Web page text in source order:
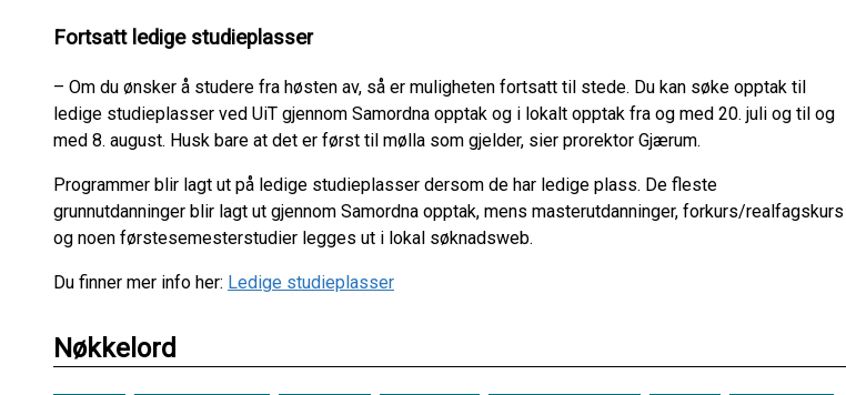
Fortsatt ledige studieplasser
– Om du ønsker å studere fra høsten av, så er muligheten fortsatt til stede. Du kan søke opptak til
ledige studieplasser ved UiT gjennom Samordna opptak og i lokalt opptak fra og med 20. juli og til og
med 8. august. Husk bare at det er først til mølla som gjelder, sier prorektor Gjærum.
Programmer blir lagt ut på ledige studieplasser dersom de har ledige plass. De fleste
grunnutdanninger blir lagt ut gjennom Samordna opptak, mens masterutdanninger, forkurs/realfagskurs
og noen førstesemesterstudier legges ut i lokal søknadsweb.
Du finner mer info her: Ledige studieplasser
Nøkkelord